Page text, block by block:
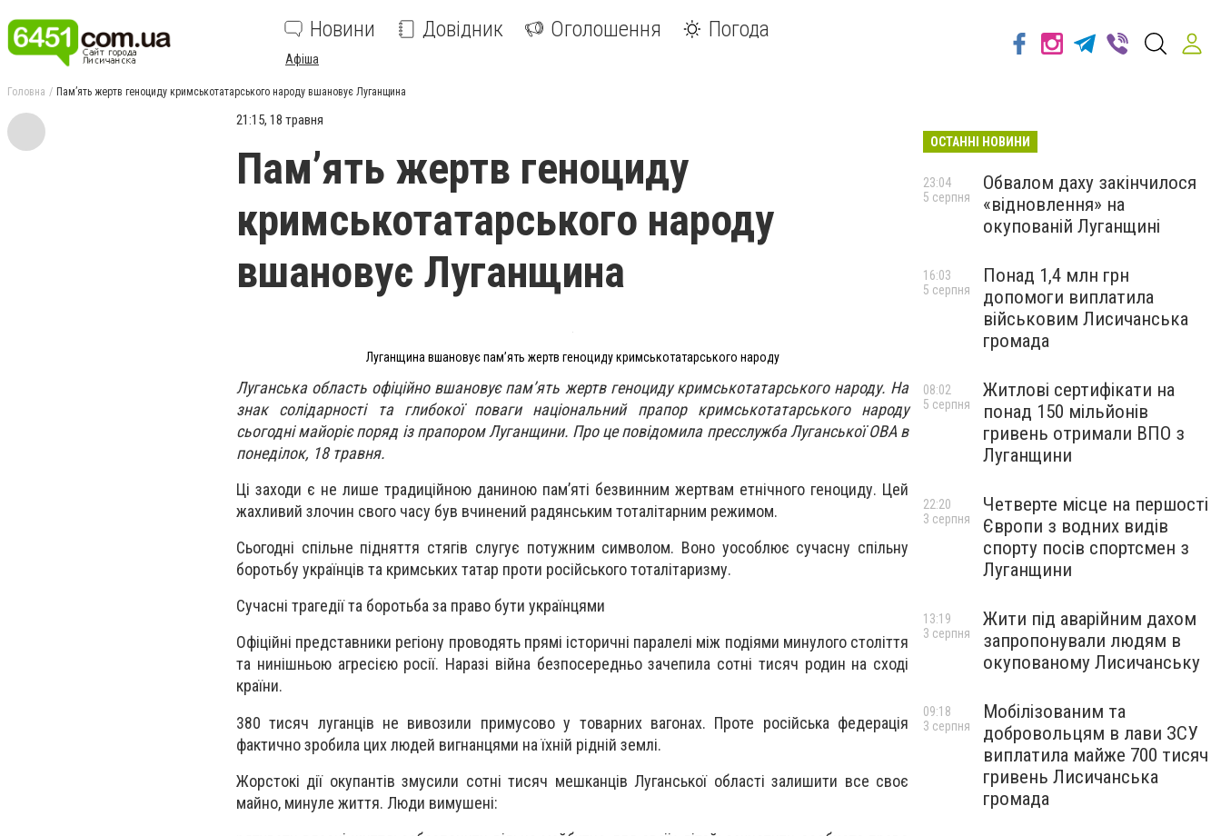
Новини Довідник Оголошення Погода
Афіша
Головна Пам’ять жертв геноциду кримськотатарського народу вшановує Луганщина
21:15, 18 травня
Пам’ять жертв геноциду
кримськотатарського народу
вшановує Луганщина
Луганщина вшановує пам’ять жертв геноциду кримськотатарського народу
Луганська область офіційно вшановує пам’ять жертв геноциду кримськотатарського народу. На
знак солідарності та глибокої поваги національний прапор кримськотатарського народу
сьогодні майоріє поряд із прапором Луганщини. Про це повідомила пресслужба Луганської ОВА в
понеділок, 18 травня.
Ці заходи є не лише традиційною даниною пам’яті безвинним жертвам етнічного геноциду. Цей
жахливий злочин свого часу був вчинений радянським тоталітарним режимом.
Сьогодні спільне підняття стягів слугує потужним символом. Воно уособлює сучасну спільну
боротьбу українців та кримських татар проти російського тоталітаризму.
Сучасні трагедії та боротьба за право бути українцями
Офіційні представники регіону проводять прямі історичні паралелі між подіями минулого століття
та нинішньою агресією росії. Наразі війна безпосередньо зачепила сотні тисяч родин на сході
країни.
380 тисяч луганців не вивозили примусово у товарних вагонах. Проте російська федерація
фактично зробила цих людей вигнанцями на їхній рідній землі.
Жорстокі дії окупантів змусили сотні тисяч мешканців Луганської області залишити все своє
майно, минуле життя. Люди вимушені:
ОСТАННІ НОВИНИ
Обвалом даху закінчилося
«відновлення» на
окупованій Луганщині
23:04
5 серпня
Понад 1,4 млн грн
допомоги виплатила
військовим Лисичанська
громада
16:03
5 серпня
Житлові сертифікати на
понад 150 мільйонів
гривень отримали ВПО з
Луганщини
08:02
5 серпня
Четверте місце на першості
Європи з водних видів
спорту посів спортсмен з
Луганщини
22:20
3 серпня
Жити під аварійним дахом
запропонували людям в
окупованому Лисичанську
13:19
3 серпня
Мобілізованим та
добровольцям в лави ЗСУ
виплатила майже 700 тисяч
гривень Лисичанська
громада
09:18
3 серпня